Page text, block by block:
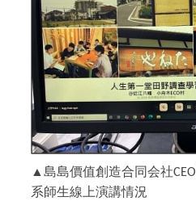
▲ 島島價值創造合同会社CEO
系師生線上演講情況